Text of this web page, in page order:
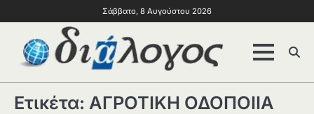
Σάββατο, 8 Αυγούστου 2026
Ετικέτα: ΑΓΡΟΤΙΚΗ ΟΔΟΠΟΙΙΑ